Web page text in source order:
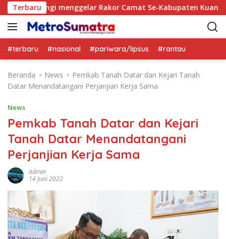
a
g
u
Terbarumenggelar Rakor Camat Se-Kabupaten Kuantan
#terbaru #nasional #pariwara/lipsus #rantau
Beranda News
Pemkab Tanah Datar dan Kejari Tanah
Datar Menandatangani Perjanjian Kerja Sama
News
Pemkab Tanah Datar dan Kejari
Tanah Datar Menandatangani
Perjanjian Kerja Sama
Admin
14 Juni 2022